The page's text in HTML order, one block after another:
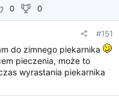
0 0
#151
do zimnego piekarnika
pieczenia, może to
wyrastania piekarnika